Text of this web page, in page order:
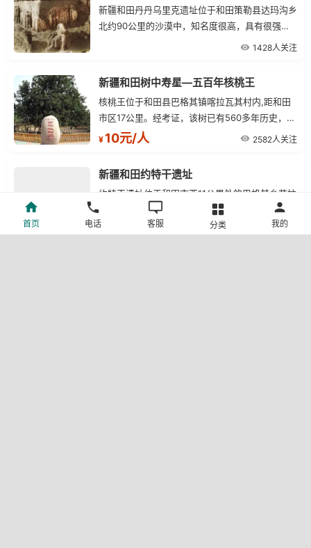
新疆和田丹丹乌里克遗址位于和田策勒县达玛沟乡
北约90公里的沙漠中，知名度很高，具有很强的
神秘色彩，是文物工作者及旅游探险者的向往之
1428人关注
新疆和田树中寿星―五百年核桃王
核桃王位于和田县巴格其镇喀拉瓦其村内,距和田
市区17公里。经考证，该树已有560多年历史，当
属元代的果树，堪称老寿星。历经数百年风雨沧
欢畅淋漓的美感
¥ 10元/人 2582人关注
新疆和田约特干遗址
约特干遗址位于和田市西11公里处的巴格其乡艾拉
曼村境内，北为海力其崖，东为阿拉勒巴村和亚兰
干村。该遗址是古代于阗地区重要聚落遗址。从现
15元/人 1821人关注
首页 电话 客服 分类 我的